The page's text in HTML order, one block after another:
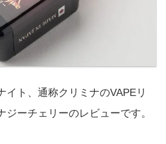
イト、通称クリミナのVAPEリ
ジーチェリーのレビューです。